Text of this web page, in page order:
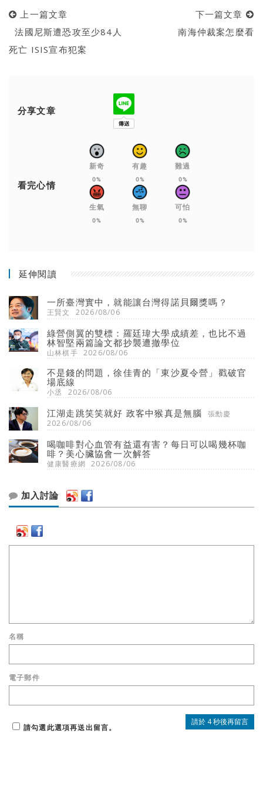
上一篇文章
法國尼斯遭恐攻至少84人
死亡 ISIS宣布犯案
下一篇文章
南海仲裁案怎麼看
分享文章
看完心情
新奇
0%
有趣
0%
難過
0%
生氣
0%
無聊
0%
可怕
0%
延伸閱讀
一所臺灣實中，就能讓台灣得諾貝爾獎嗎？
王賢文 2026/08/06
綠營側翼的雙標：羅廷瑋大學成績差，也比不過
林智堅兩篇論文都抄襲遭撤學位
山林棋手 2026/08/06
不是錢的問題，徐佳青的「東沙夏令營」戳破官
場底線
小丞 2026/08/06
江湖走跳笑笑就好 政客中猴真是無腦
張勳慶
2026/08/06
喝咖啡對心血管有益還有害？每日可以喝幾杯咖
啡？美心臟協會一次解答
健康醫療網 2026/08/06
加入討論
名稱
電子郵件
請勾選此選項再送出留言。